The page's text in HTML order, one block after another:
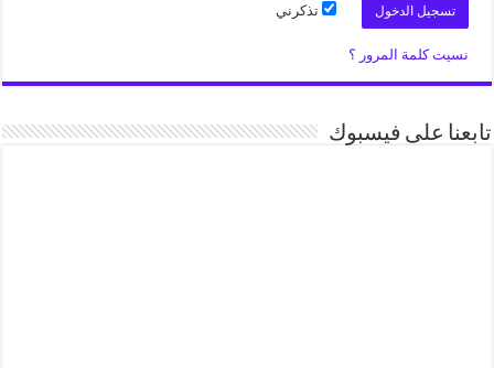
تذكرني
نسيت كلمة المرور ؟
تابعنا على فيسبوك